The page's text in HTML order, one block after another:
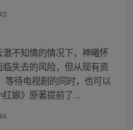
不知情的情况下，神曦怀
失去的风险，但从现有资
等待电视剧的同时，也可以
娘》原著提前了...